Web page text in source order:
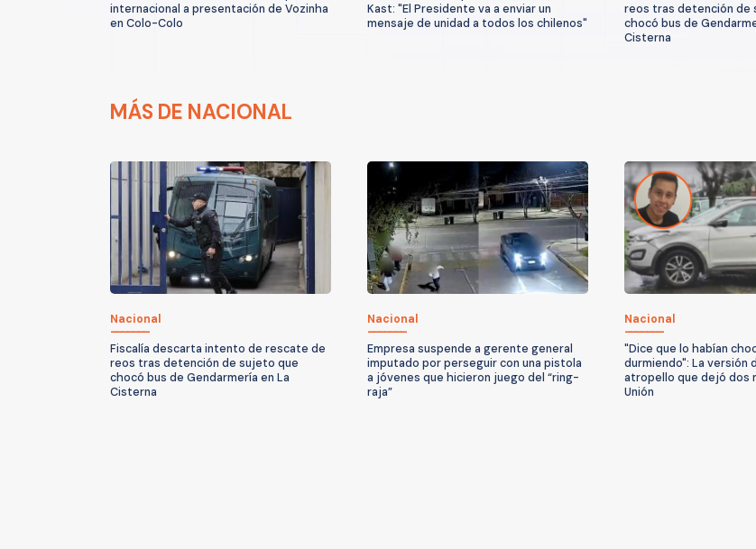
internacional a presentación de Vozinha
en Colo-Colo
Kast: "El Presidente va a enviar un
mensaje de unidad a todos los chilenos"
reos tras detención de
chocó bus de
Cisterna
MÁS DE NACIONAL
Nacional
Fiscalía descarta intento de rescate de
reos tras detención de sujeto que
chocó bus de Gendarmería en La
Cisterna
Nacional
Empresa suspende a gerente general
imputado por perseguir con una pistola
a jóvenes que hicieron juego del “ring-
raja”
Nacional
"Dice que lo habían
durmiendo": La versión
atropello que dejó dos
Unión